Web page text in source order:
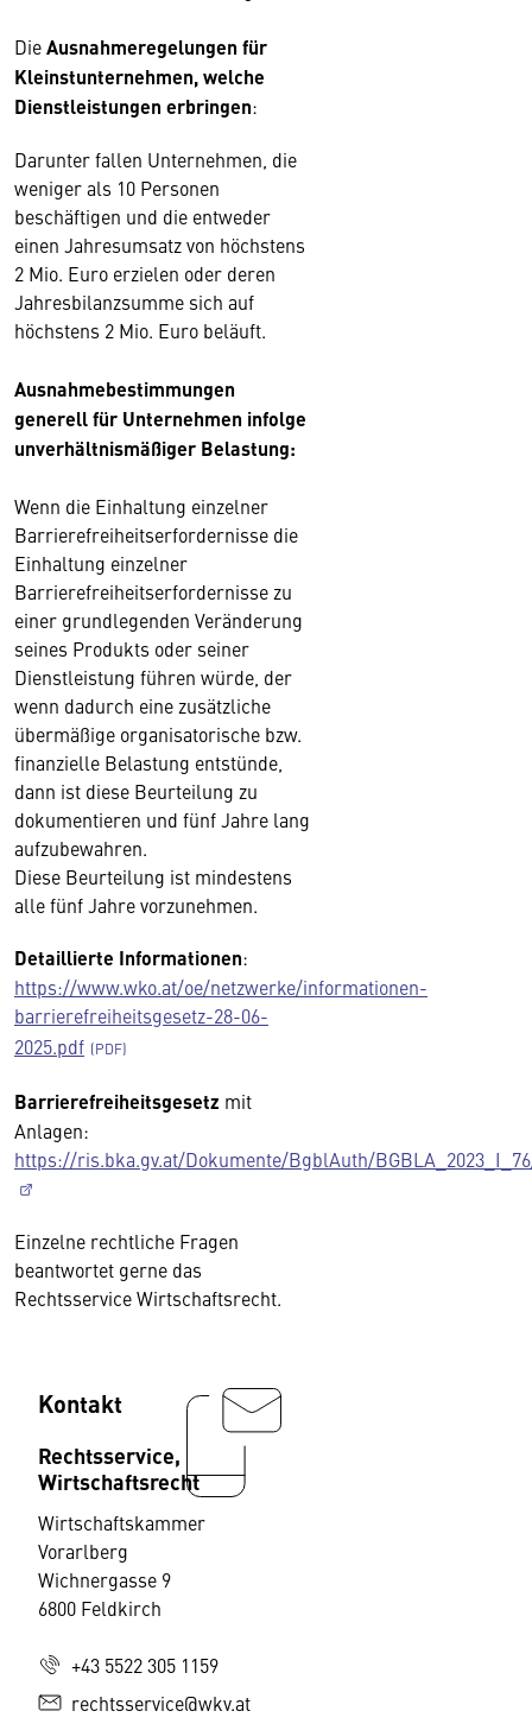
DieAusnahmeregelungen für
Kleinstunternehmen, welche
Dienstleistungen erbringen:
Darunter fallen Unternehmen, die
weniger als 10 Personen
beschäftigen und die entweder
einen Jahresumsatz von höchstens
2 Mio. Euro erzielen oder deren
Jahresbilanzsumme sich auf
höchstens 2 Mio. Euro beläuft.
Ausnahmebestimmungen
generell für Unternehmen infolge
unverhältnismäßiger Belastung:
Wenn die Einhaltung einzelner
Barrierefreiheitserfordernisse die
Einhaltung einzelner
Barrierefreiheitserfordernisse zu
einer grundlegenden Veränderung
seines Produkts oder seiner
Dienstleistung führen würde, der
wenn dadurch eine zusätzliche
übermäßige organisatorische bzw.
finanzielle Belastung entstünde,
dann ist diese Beurteilung zu
dokumentieren und fünf Jahre lang
aufzubewahren.
Diese Beurteilung ist mindestens
alle fünf Jahre vorzunehmen.
Detaillierte Informationen:
https://www.wko.at/oe/netzwerke/informationen-
barrierefreiheitsgesetz-28-06-
2025.pdf
Barrierefreiheitsgesetz mit
Anlagen:
https://ris.bka.gv.at/Dokumente/BgblAuth/
Einzelne rechtliche Fragen
beantwortet gerne das
Rechtsservice Wirtschaftsrecht.
Kontakt
Rechtsservice,
Wirtschaftsrecht
Wirtschaftskammer
Vorarlberg
Wichnergasse 9
6800 Feldkirch
+43 5522 305 1159
rechtsservice@wkv.at